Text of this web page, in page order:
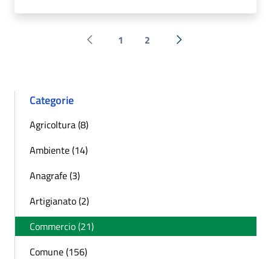
Pagina precedente
1 2 Successiva »
Categorie
Agricoltura (8)
Ambiente (14)
Anagrafe (3)
Artigianato (2)
Commercio (21)
Comune (156)